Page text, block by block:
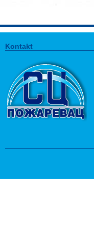
Kontakt